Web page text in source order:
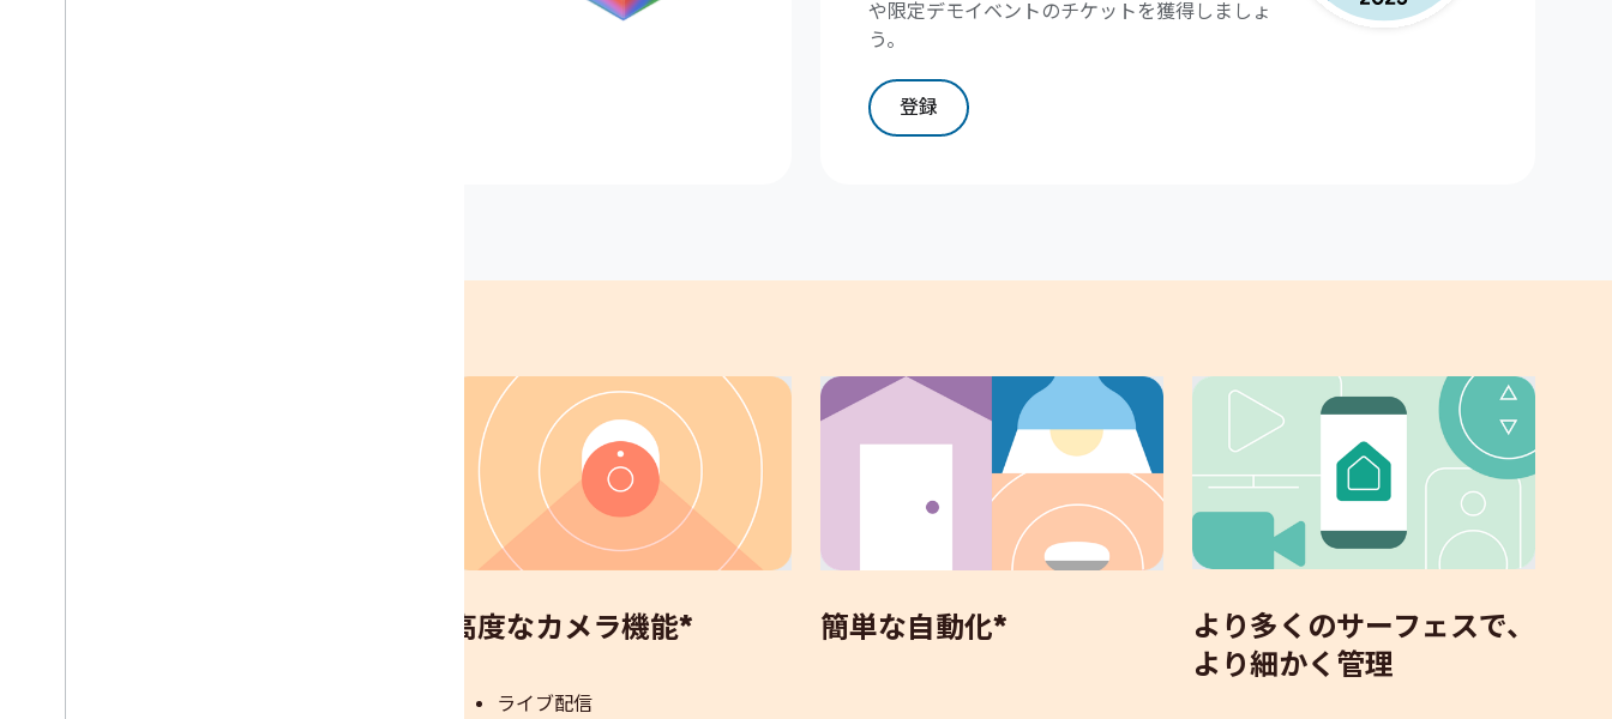
や限定デモイベントのチケットを獲得しましょ
う。
登録
高度なカメラ機能*
ライブ配信
簡単な自動化*
より多くのサーフェスで、
より細かく管理